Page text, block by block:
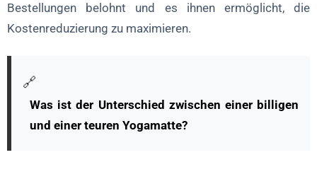
Bestellungen belohnt und es ihnen ermöglicht, die
Kostenreduzierung zu maximieren.
🔗
Was ist der Unterschied zwischen einer billigen
und einer teuren Yogamatte?